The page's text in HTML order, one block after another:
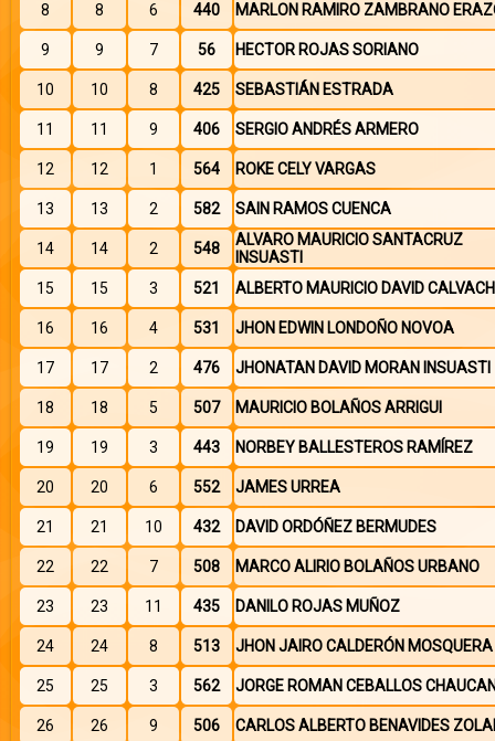
8 8 6 440 MARLON RAMIRO ZAMBRANO
9 9 7 56 HECTOR ROJAS SORIANO
10 10 8 425 SEBASTIÁN ESTRADA
11 11 9 406 SERGIO ANDRÉS ARMERO
12 12 1 564 ROKE CELY VARGAS
13 13 2 582 SAIN RAMOS CUENCA
14 14 2 548
ALVARO MAURICIO SANTACRUZ
INSUASTI
15
15 3 521 ALBERTO MAURICIO DAVID
16 16 4 531 JHON EDWIN LONDOÑO NOVOA
17 17 2 476 JHONATAN DAVID MORAN INSUASTI
18 18 5 507 MAURICIO BOLAÑOS ARRIGUI
19 19 3 443 NORBEY BALLESTEROS RAMÍREZ
20 20 6 552 JAMES URREA
21 21 10 432 DAVID ORDÓÑEZ BERMUDES
22 22 7 508 MARCO ALIRIO BOLAÑOS URBANO
23 23 11 435 DANILO ROJAS MUÑOZ
24 24 8 513 JHON JAIRO CALDERÓN MOSQUERA
25 25 3 562 JORGE ROMAN CEBALLOS
26 26 9 506 CARLOS ALBERTO BENAVIDES